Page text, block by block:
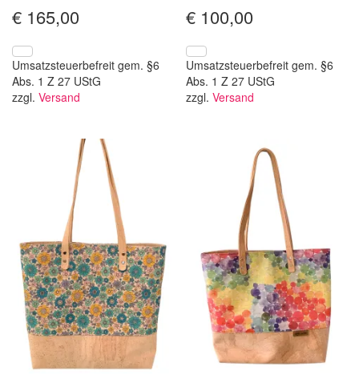
€ 165,00
Umsatzsteuerbefreit gem. §6
Abs. 1 Z 27 UStG
zzgl. Versand
€ 100,00
Umsatzsteuerbefreit gem. §6
Abs. 1 Z 27 UStG
zzgl.Versand